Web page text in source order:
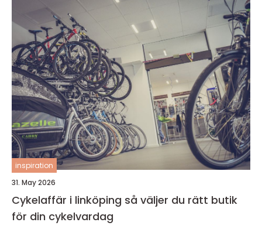
inspiration
31. May 2026
Cykelaffär i linköping så väljer du rätt butik
för din cykelvardag